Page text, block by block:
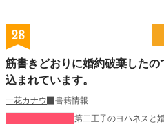
28
筋書きどおりに婚約破棄した
込まれています。
一花カナウ
書籍情報
第二王子のヨハネスと